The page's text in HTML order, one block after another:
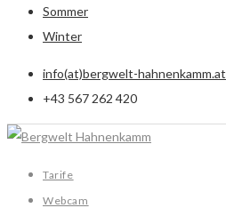
Sommer
Winter
info(at)bergwelt-hahnenkamm.at
+43 567 262 420
Tarife
Webcam